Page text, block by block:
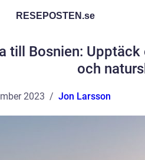
RESEPOSTEN.se
till Bosnien:
och
2023 Jon Larsson